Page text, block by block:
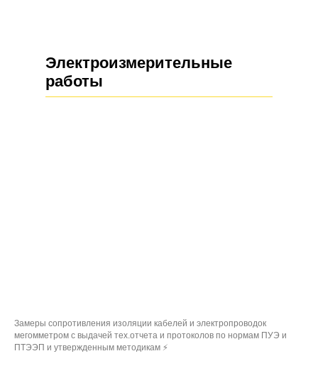
Электроизмерительные
работы
Замеры сопротивления изоляции кабелей и электропроводок
мегомметром с выдачей тех.отчета и протоколов по нормам ПУЭ и
ПТЭЭП и утвержденным методикам ⚡